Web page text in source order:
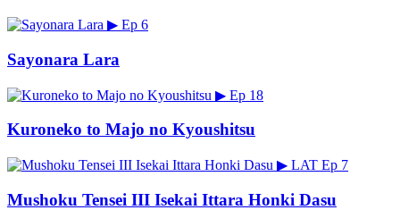
▶ Ep 6
Sayonara Lara
▶ Ep 18
Kuroneko to Majo no Kyoushitsu
▶ LAT Ep 7
Mushoku Tensei III Isekai Ittara Honki Dasu